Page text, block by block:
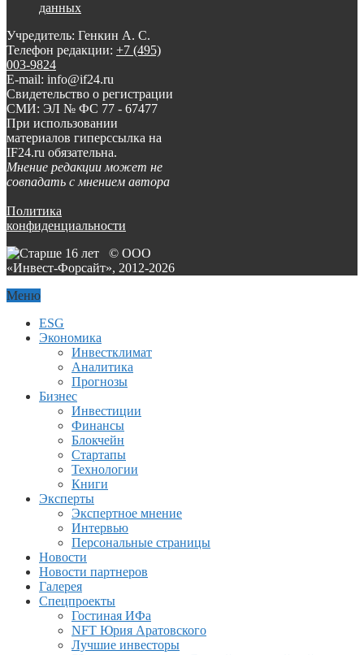
данных
Учредитель: Генкин А. С.
Телефон редакции: +7 (495)
003-9824
E-mail: info@if24.ru
Свидетельство о регистрации
СМИ: ЭЛ № ФС 77 - 67477
При использовании
материалов гиперссылка на
IF24.ru обязательна.
Мнение редакции может не
совпадать с мнением автора
Политика
конфиденциальности
© ООО
«Инвест-Форсайт», 2012-2026
Меню
ESG
Экономика
Инвестклимат
Аналитика
Прогнозы
Бизнес
Инвестиции
Финансы
Блокчейн
Стартапы
Технологии
Книги
Эксперты
Экспертное мнение
Интервью
Персональные страницы
Новости
Новости партнеров
Галерея
Спецпроекты
Гостиная ИФа
NFT Юрия Аратовского
Лучшие инвесторы